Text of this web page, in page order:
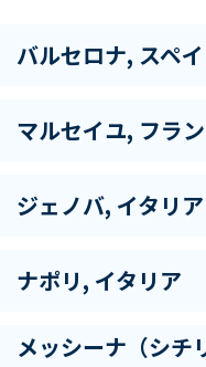
バルセロナ, スペ
マルセイユ, フラ
ジェノバ, イタリア
ナポリ, イタリア
メッシーナ（シチ